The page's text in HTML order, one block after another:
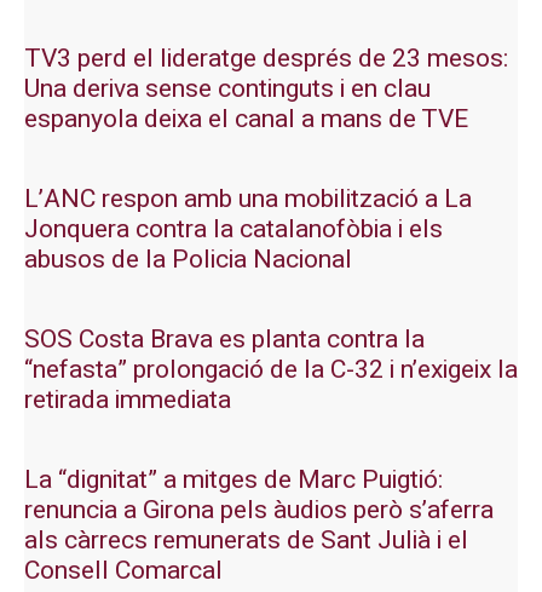
TV3 perd el lideratge després de 23 mesos:
Una deriva sense continguts i en clau
espanyola deixa el canal a mans de TVE
L’ANC respon amb una mobilització a La
Jonquera contra la catalanofòbia i els
abusos de la Policia Nacional
SOS Costa Brava es planta contra la
“nefasta” prolongació de la C-32 i n’exigeix la
retirada immediata
La “dignitat” a mitges de Marc Puigtió:
renuncia a Girona pels àudios però s’aferra
als càrrecs remunerats de Sant Julià i el
Consell Comarcal